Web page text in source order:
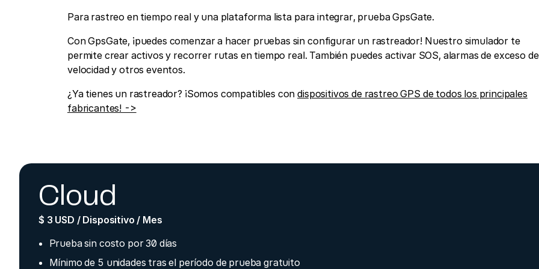
Para rastreo en tiempo real y una plataforma lista para integrar, prueba GpsGate.
Con GpsGate, ¡puedes comenzar a hacer pruebas sin configurar un rastreador! Nuestro simulador te
permite crear activos y recorrer rutas en tiempo real. También puedes activar SOS, alarmas de exceso de
velocidad y otros eventos.
¿Ya tienes un rastreador? ¡Somos compatibles condispositivos de rastreo GPS de todos los principales
fabricantes! ->
Cloud
$ 3 USD / Dispositivo / Mes
Prueba sin costo por 30 días
Mínimo de 5 unidades tras el período de prueba gratuito